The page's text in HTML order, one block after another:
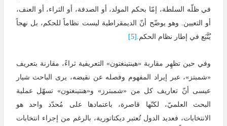
في ظلّه السلطة، إمّا بحكم المولد، أو الصدفة، أو الثراء، أو العنف،
أو التعيين. وهو يوضّح أنّ الديمقراطية ليست نظاماً للحكم، بل نهجاً
يُتَّبَع في إطار نظام الحكم. [5]
وفي حين تظهِر مقاربة «هينتينغتون» التعريفية ثراءً، مقارنة بتعريف
«شمبتز»، عبر إيراد المفهوم وفصله عن نقيضه، يرى الباحث شيار
عيسى أنّ تعاريف كل من «شمبترز» و«هنتينغتون» تسهّل عملية
البحث العلميّ، لكنّها قاصرة، باعتمادها على مُحدّد واحد هو
الانتخابات، فعديد الدول تُعتبر ديكتاتورية، بالرغم من إجراء انتخابات